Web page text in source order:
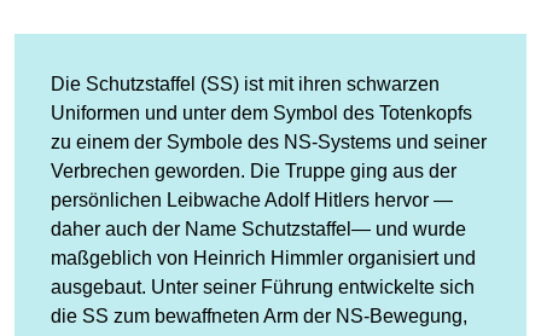
Die Schutzstaffel (SS) ist mit ihren schwarzen
Uniformen und unter dem Symbol des Totenkopfs
zu einem der Symbole des NS-Systems und seiner
Verbrechen geworden. Die Truppe ging aus der
persönlichen Leibwache Adolf Hitlers hervor —
daher auch der Name Schutzstaffel— und wurde
maßgeblich von Heinrich Himmler organisiert und
ausgebaut. Unter seiner Führung entwickelte sich
die SS zum bewaffneten Arm der NS-Bewegung,